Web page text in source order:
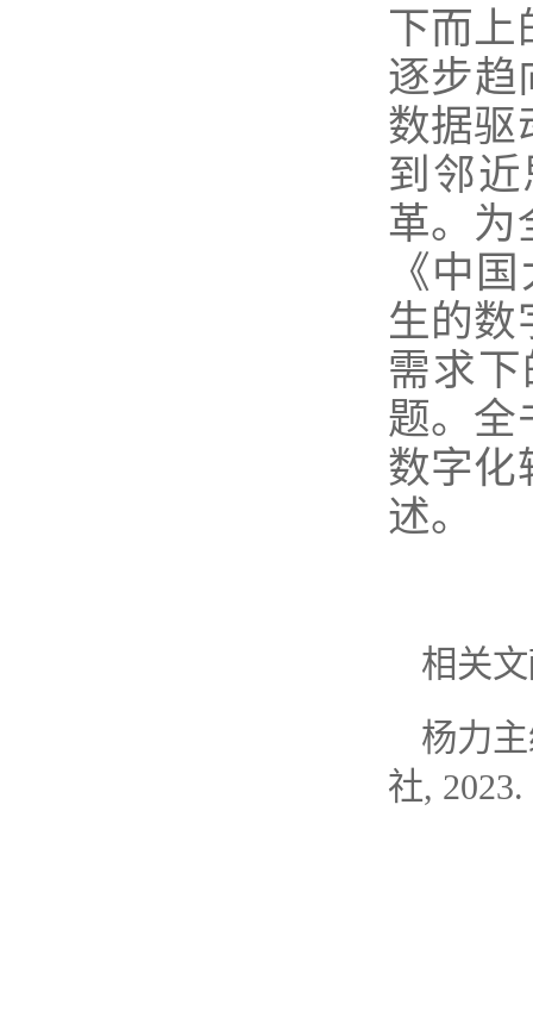
下而上
逐步趋
数据驱
到邻
革。为
《中
生的数
需求
题。全
数字化
述。
相关
杨力
社, 2023.